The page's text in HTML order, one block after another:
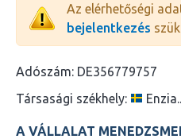
Az elérhetőségi
bejelentkezés
Adószám: DE356779757
Társasági székhely:
A VÁLLALAT